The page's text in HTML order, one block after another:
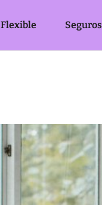
Seguros